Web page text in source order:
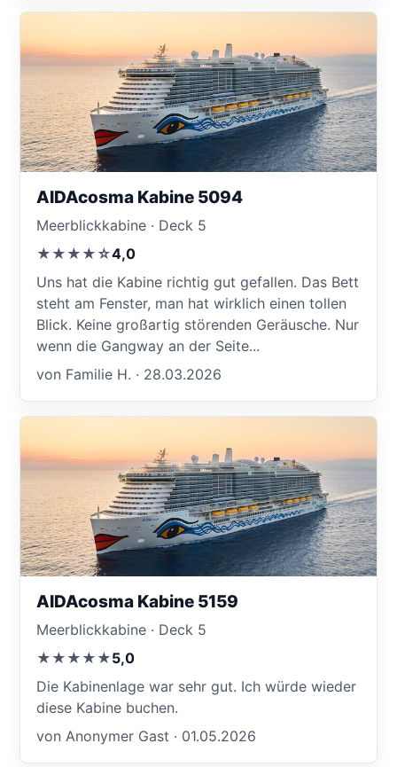
AIDAcosma Kabine 5094
Meerblickkabine · Deck 5
★★★★☆4,0
Uns hat die Kabine richtig gut gefallen. Das Bett
steht am Fenster, man hat wirklich einen tollen
Blick. Keine großartig störenden Geräusche. Nur
wenn die Gangway an der Seite...
von Familie H. · 28.03.2026
AIDAcosma Kabine 5159
Meerblickkabine · Deck 5
★★★★★5,0
Die Kabinenlage war sehr gut. Ich würde wieder
diese Kabine buchen.
von Anonymer Gast · 01.05.2026